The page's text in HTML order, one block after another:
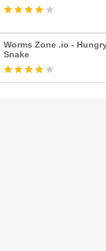
Worms Zone .io -
Snake